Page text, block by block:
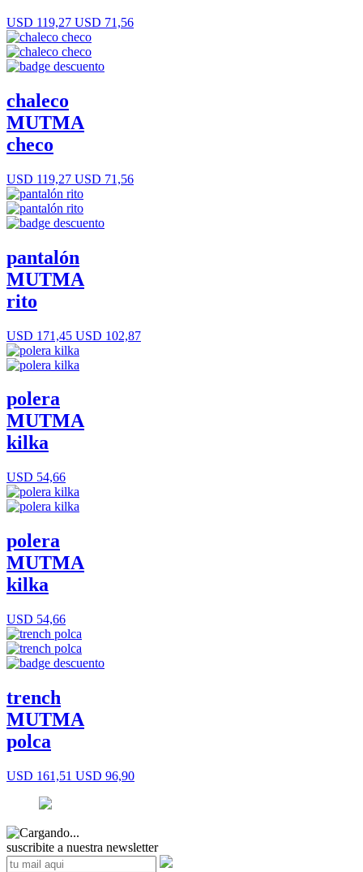
USD 119,27 USD 71,56
chaleco
MUTMA
checo
USD 119,27 USD 71,56
pantalón
MUTMA
rito
USD 171,45 USD 102,87
polera
MUTMA
kilka
USD 54,66
polera
MUTMA
kilka
USD 54,66
trench
MUTMA
polca
USD 161,51 USD 96,90
suscribite a nuestra newsletter